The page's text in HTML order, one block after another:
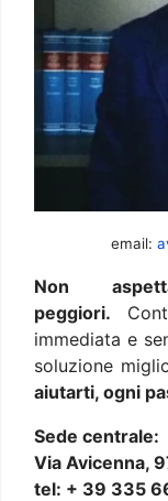
email:
Non
peggiori.
immediata e
soluzione
aiutarti, ogni
Sede centrale:
Via Avicenna,
tel: + 39 335